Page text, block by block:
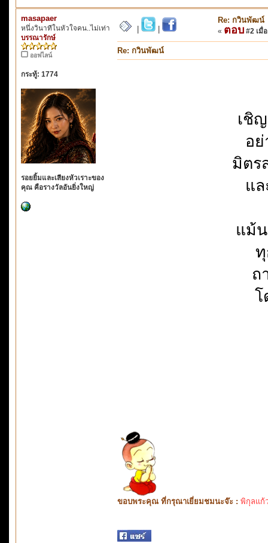
masapaer
หนึ่งวินาทีในหัวใจคน..ไม่เท่า
บรรณารักษ์
ออฟไลน์
กระทู้: 1774
รอยยิ้มและเสียงหัวเราะของ
คุณ คือรางวัลอันยิ่งใหญ่
Re: กวินพัฒน์
« ตอบ #2 เมื่
Re: กวินพัฒน์
เชิ
อ
มิตร
แ
แม้
ถ
โ
ขอบพระคุณ ที่กรุณาเยี่ยมชมนะจ๊ะ : พิกุลแก้